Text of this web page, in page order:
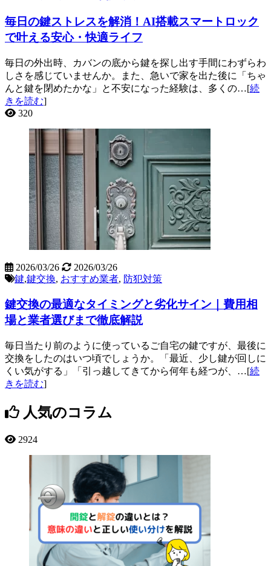
毎日の鍵ストレスを解消！AI搭載スマートロック
で叶える安心・快適ライフ
毎日の外出時、カバンの底から鍵を探し出す手間にわずらわ
しさを感じていませんか。また、急いで家を出た後に「ちゃ
んと鍵を閉めたかな」と不安になった経験は、多くの…[続
きを読む]
320
2026/03/26
2026/03/26
鍵,鍵交換, おすすめ業者, 防犯対策
鍵交換の最適なタイミングと劣化サイン｜費用相
場と業者選びまで徹底解説
毎日当たり前のように使っているご自宅の鍵ですが、最後に
交換をしたのはいつ頃でしょうか。「最近、少し鍵が回しに
くい気がする」「引っ越してきてから何年も経つが、…[続
きを読む]
人気のコラム
2924